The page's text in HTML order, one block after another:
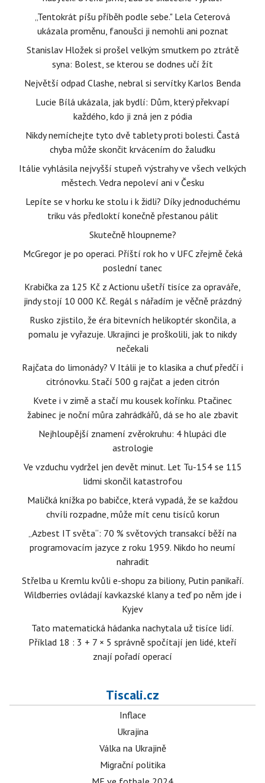
„Tentokrát píšu příběh podle sebe." Lela Ceterová
ukázala proměnu, fanoušci ji nemohli ani poznat
Stanislav Hložek si prošel velkým smutkem po ztrátě
syna: Bolest, se kterou se dodnes učí žít
Největší odpad Clashe, nebral si servítky Karlos Benda
Lucie Bílá ukázala, jak bydlí: Dům, který překvapí
každého, kdo ji zná jen z pódia
Nikdy nemíchejte tyto dvě tablety proti bolesti. Častá
chyba může skončit krvácením do žaludku
Itálie vyhlásila nejvyšší stupeň výstrahy ve všech velkých
městech. Vedra nepoleví ani v Česku
Lepíte se v horku ke stolu i k židli? Díky jednoduchému
triku vás předloktí konečně přestanou pálit
Skutečně hloupneme?
McGregor je po operaci. Příští rok ho v UFC zřejmě čeká
poslední tanec
Krabička za 125 Kč z Actionu ušetří tisíce za opraváře,
jindy stojí 10 000 Kč. Regál s nářadím je věčně prázdný
Rusko zjistilo, že éra bitevních helikoptér skončila, a
pomalu je vyřazuje. Ukrajinci je proškolili, jak to nikdy
nečekali
Rajčata do limonády? V Itálii je to klasika a chuť předčí i
citrónovku. Stačí 500 g rajčat a jeden citrón
Kvete i v zimě a stačí mu kousek kořínku. Ptačinec
žabinec je noční můra zahrádkářů, dá se ho ale zbavit
Nejhloupější znamení zvěrokruhu: 4 hlupáci dle
astrologie
Ve vzduchu vydržel jen devět minut. Let Tu-154 se 115
lidmi skončil katastrofou
Maličká knížka po babičce, která vypadá, že se každou
chvíli rozpadne, může mít cenu tisíců korun
„Azbest IT světa“: 70 % světových transakcí běží na
programovacím jazyce z roku 1959. Nikdo ho neumí
nahradit
Střelba u Kremlu kvůli e-shopu za biliony, Putin panikaří.
Wildberries ovládají kavkazské klany a teď po něm jde i
Kyjev
Tato matematická hádanka nachytala už tisíce lidí.
Příklad 18 : 3 + 7 × 5 správně spočítají jen lidé, kteří
znají pořadí operací
Tiscali.cz
Inflace
Ukrajina
Válka na Ukrajině
Migrační politika